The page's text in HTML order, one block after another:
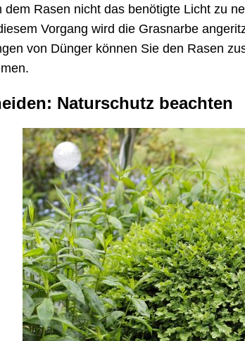
dem Rasen nicht das benötigte Licht zu
Vorgang wird die Grasnarbe
von Dünger können Sie den Rasen
Naturschutz beachten